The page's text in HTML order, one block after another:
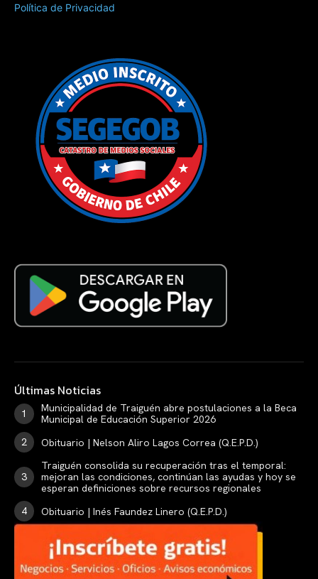
Política de Privacidad
Últimas Noticias
Municipalidad de Traiguén abre postulaciones a la Beca
Municipal de Educación Superior 2026
Obituario | Nelson Aliro Lagos Correa (Q.E.P.D.)
Traiguén consolida su recuperación tras el temporal:
mejoran las condiciones, continúan las ayudas y hoy se
esperan definiciones sobre recursos regionales
Obituario | Inés Faundez Linero (Q.E.P.D.)